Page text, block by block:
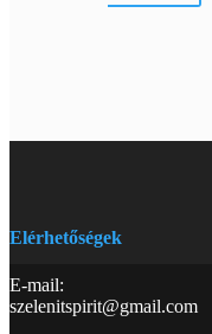
Elérhetőségek
E-mail:
szelenitspirit@gmail.com